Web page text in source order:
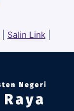
Salin Link